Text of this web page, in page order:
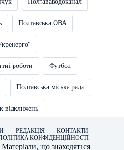
Полтававодоканал
Полтавська ОВА
роботи Футбол
Полтавська міська рада
відключень
РЕДАКЦІЯ
КОНТАКТИ
КОНФІДЕНЦІЙНОСТІ
що знаходяться